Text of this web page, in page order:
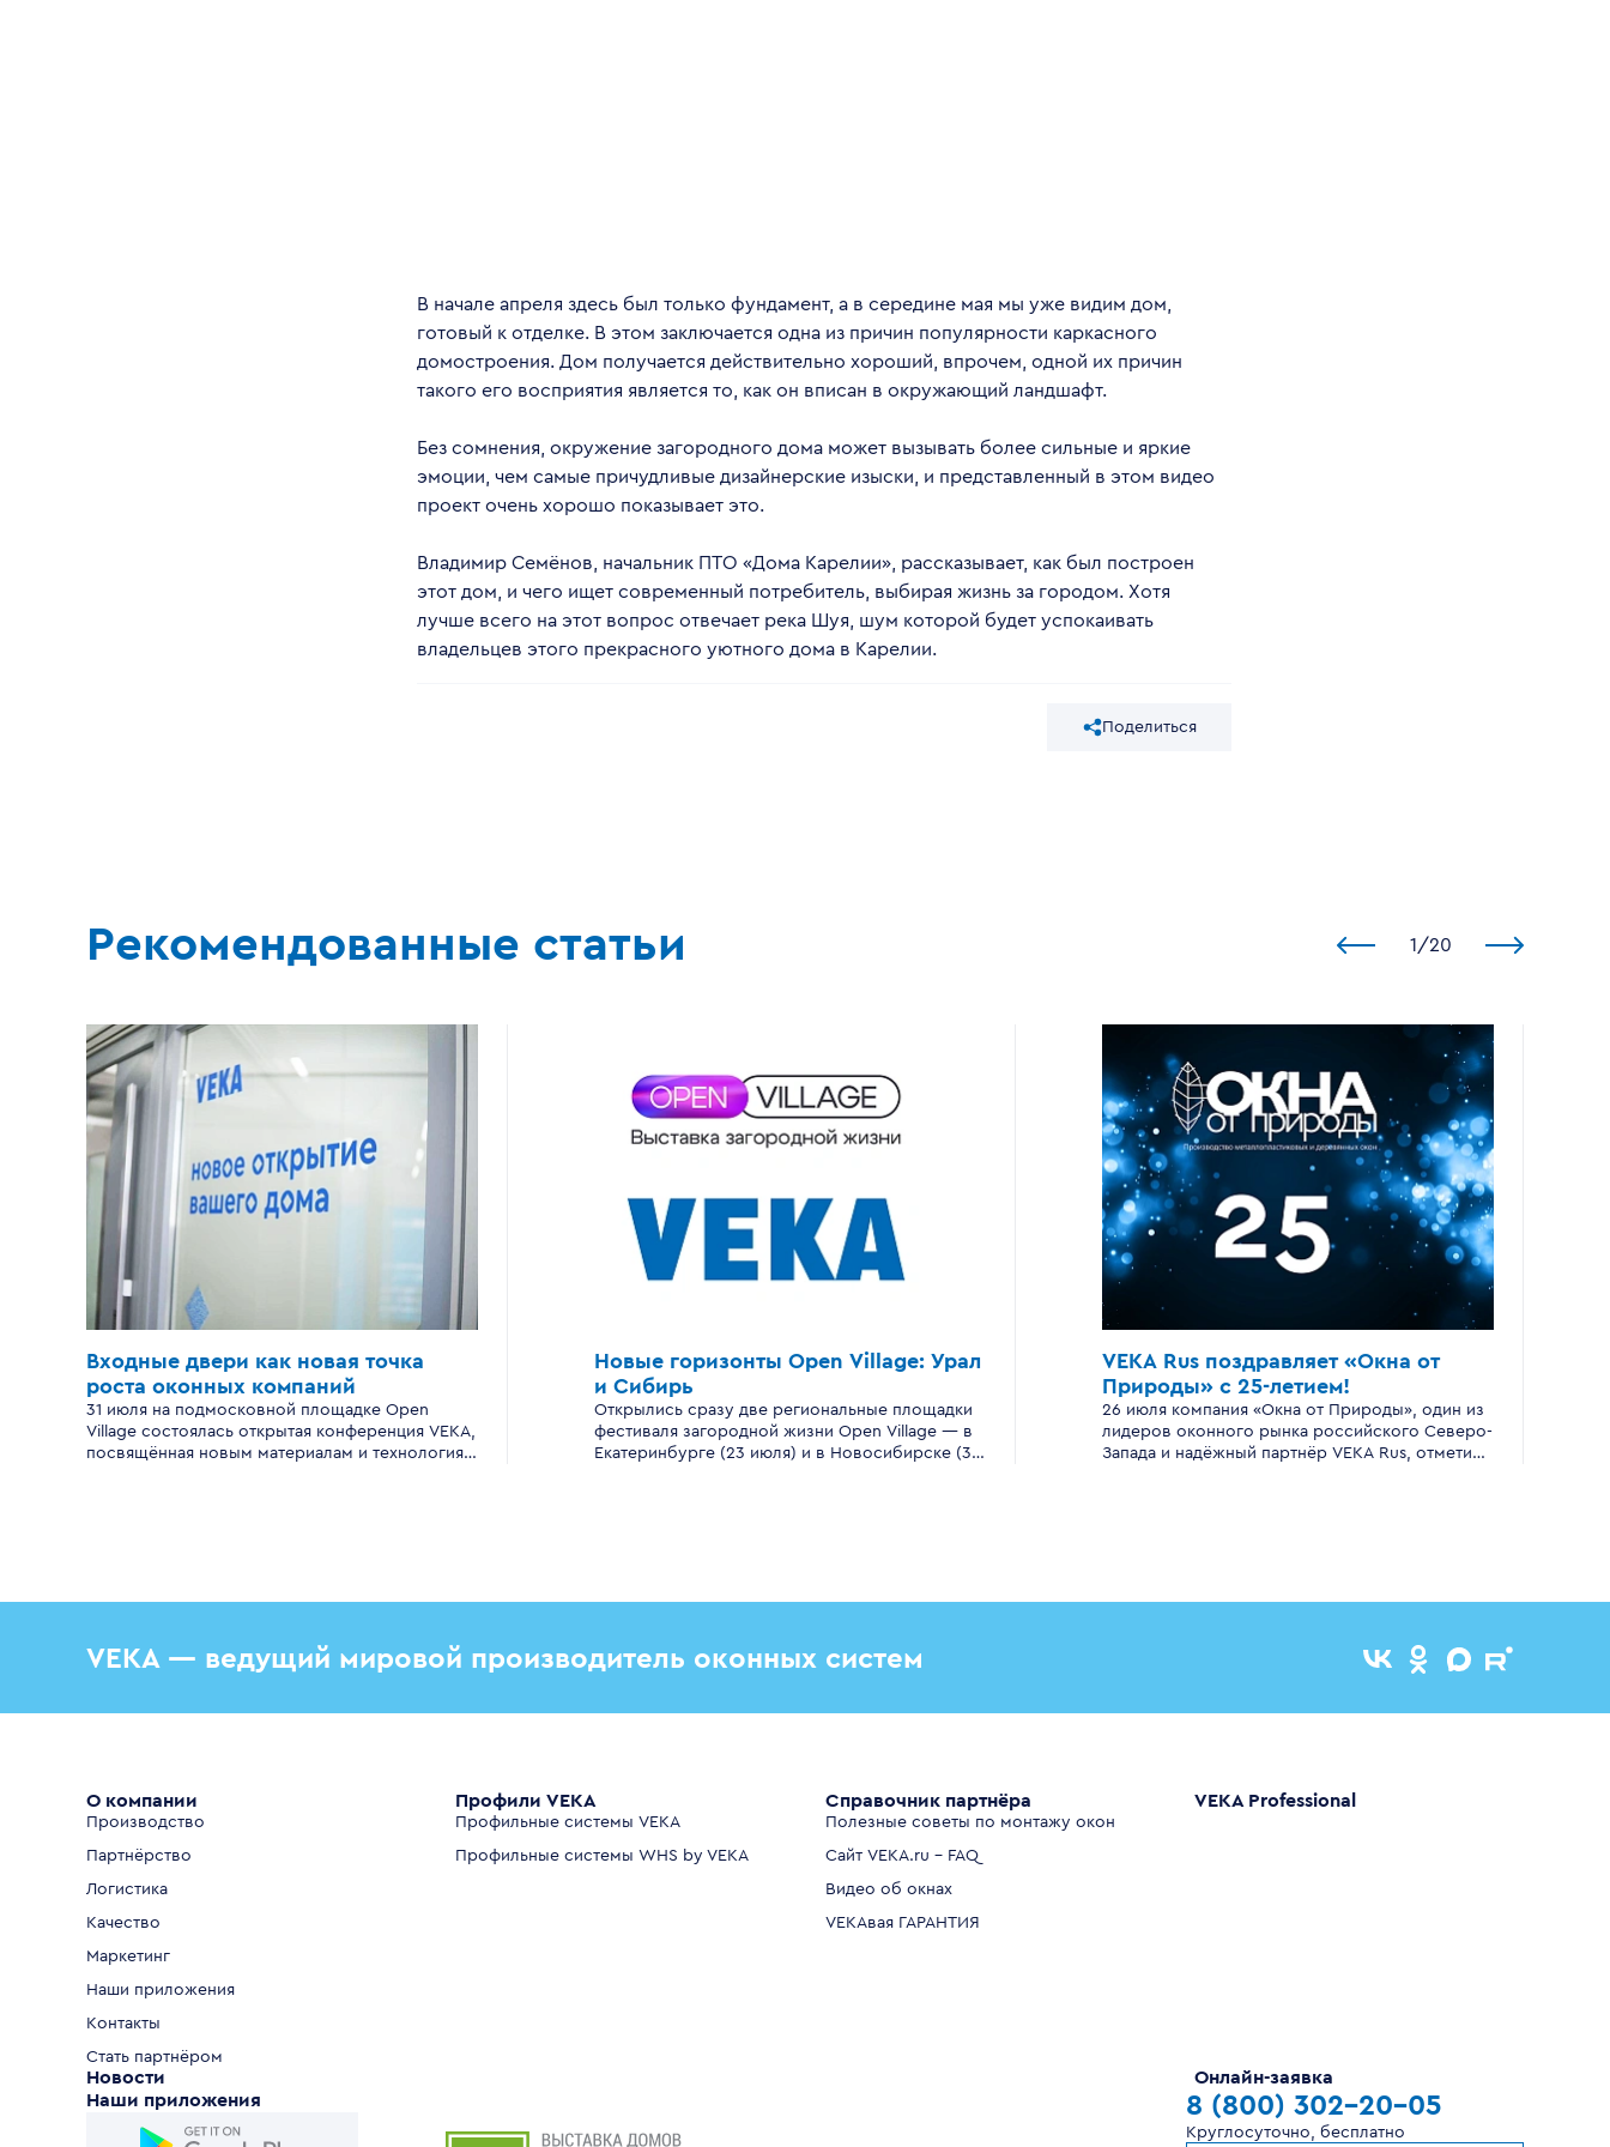
В начале апреля здесь был только фундамент, а в середине мая мы уже видим дом,
готовый к отделке. В этом заключается одна из причин популярности каркасного
домостроения. Дом получается действительно хороший, впрочем, одной их причин
такого его восприятия является то, как он вписан в окружающий ландшафт.
Без сомнения, окружение загородного дома может вызывать более сильные и яркие
эмоции, чем самые причудливые дизайнерские изыски, и представленный в этом видео
проект очень хорошо показывает это.
Владимир Семёнов, начальник ПТО «Дома Карелии», рассказывает, как был построен
этот дом, и чего ищет современный потребитель, выбирая жизнь за городом. Хотя
лучше всего на этот вопрос отвечает река Шуя, шум которой будет успокаивать
владельцев этого прекрасного уютного дома в Карелии.
Поделиться
Рекомендованные статьи 1 /20
Входные двери как новая точка
роста оконных компаний
31 июля на подмосковной площадке Open
Village состоялась открытая конференция VEKA,
посвящённая новым материалам и технологиям
Новые горизонты Open Village: Урал
и Сибирь
Открылись сразу две региональные площадки
фестиваля загородной жизни Open Village — в
Екатеринбурге (23 июля) и в Новосибирске (30
VEKA Rus поздравляет «Окна от
Природы» с 25-летием!
26 июля компания «Окна от Природы», один из
лидеров оконного рынка российского Северо-
Запада и надёжный партнёр VEKA Rus, отметила
VEKA — ведущий мировой производитель оконных систем
О компании
Производство
Партнёрство
Логистика
Качество
Маркетинг
Наши приложения
Контакты
Стать партнёром
Профили VEKA
Профильные системы VEKA
Профильные системы WHS by VEKA
Справочник партнёра
Полезные советы по монтажу окон
Сайт VEKA.ru - FAQ
Видео об окнах
VEKAвая ГАРАНТИЯ
VEKA Professional
Новости
Онлайн-заявка
Наши приложения
8 (800) 302-20-05
Круглосуточно, бесплатно